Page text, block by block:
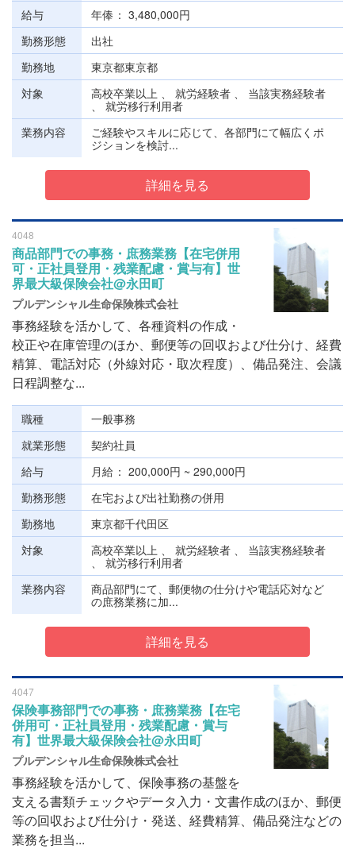
給与 年俸
3,480,000円
勤務形態
出社
勤務地
東京都東京都
対象
高校卒業以上 、 就労経験者 、 当該実務経験者
、 就労移行利用者
業務内容
ご経験やスキルに応じて、各部門にて幅広くポ
ジションを検討...
詳細を見る
4048
商品部門での事務・庶務業務【在宅併用
可・正社員登用・残業配慮・賞与有】世
界最大級保険会社@永田町
プルデンシャル生命保険株式会社
事務経験を活かして、各種資料の作成・
校正や在庫管理のほか、郵便等の回収および仕分け、経費
精算、電話対応（外線対応・取次程度）、備品発注、会議
日程調整な...
職種
一般事務
就業形態
契約社員
給与
月給
200,000円 ~ 290,000円
勤務形態
在宅および出社勤務の併用
勤務地
東京都千代田区
対象
高校卒業以上 、 就労経験者 、 当該実務経験者
、 就労移行利用者
業務内容
商品部門にて、郵便物の仕分けや電話応対など
の庶務業務に加...
詳細を見る
4047
保険事務部門での事務・庶務業務【在宅
併用可・正社員登用・残業配慮・賞与
有】世界最大級保険会社@永田町
プルデンシャル生命保険株式会社
事務経験を活かして、保険事務の基盤を
支える書類チェックやデータ入力・文書作成のほか、郵便
等の回収および仕分け・発送、経費精算、備品発注などの
業務を担当...